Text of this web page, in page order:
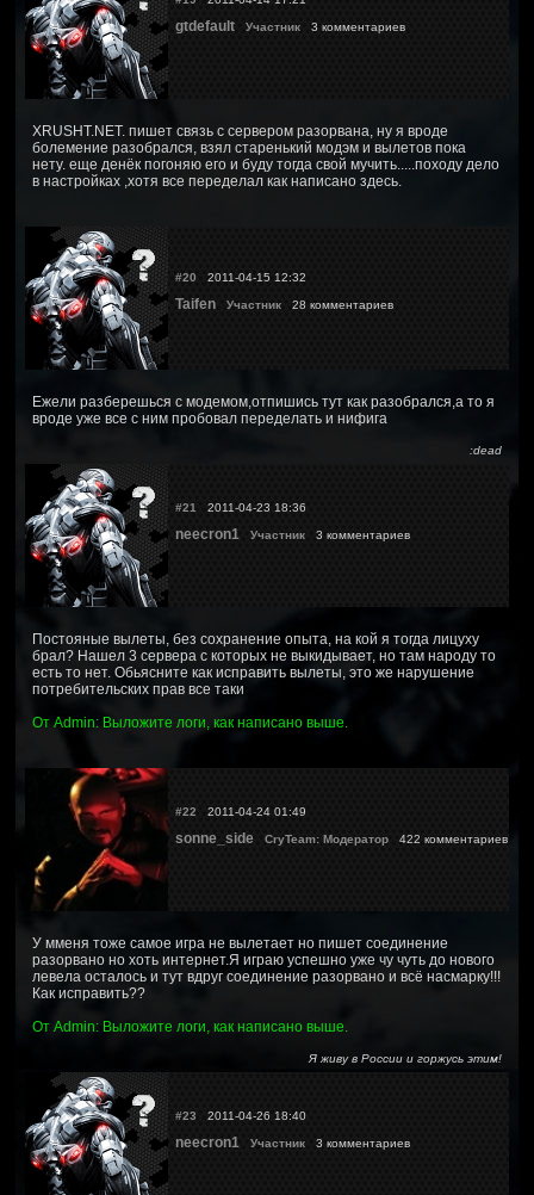
gtdefault Участник 3 комментариев
XRUSHT.NET. пишет связь с сервером разорвана, ну я вроде
болемение разобрался, взял старенький модэм и вылетов пока
нету. еще денёк погоняю его и буду тогда свой мучить.....походу дело
в настройках ,хотя все переделал как написано здесь.
#20 2011-04-15 12:32
Taifen Участник 28 комментариев
Ежели разберешься с модемом,отпишись тут как разобрался,а то я
вроде уже все с ним пробовал переделать и нифига
:dead
#21 2011-04-23 18:36
neecron1 Участник 3 комментариев
Постояные вылеты, без сохранение опыта, на кой я тогда лицуху
брал? Нашел 3 сервера с которых не выкидывает, но там народу то
есть то нет. Обьясните как исправить вылеты, это же нарушение
потребительских прав все таки
От Admin: Выложите логи, как написано выше.
#22 2011-04-24 01:49
sonne_side CryTeam: Модератор 422 комментариев
У мменя тоже самое игра не вылетает но пишет соединение
разорвано но хоть интернет.Я играю успешно уже чу чуть до нового
левела осталось и тут вдруг соединение разорвано и всё насмарку!!!
Как исправить??
От Admin: Выложите логи, как написано выше.
Я живу в России и горжусь этим!
#23 2011-04-26 18:40
neecron1 Участник 3 комментариев